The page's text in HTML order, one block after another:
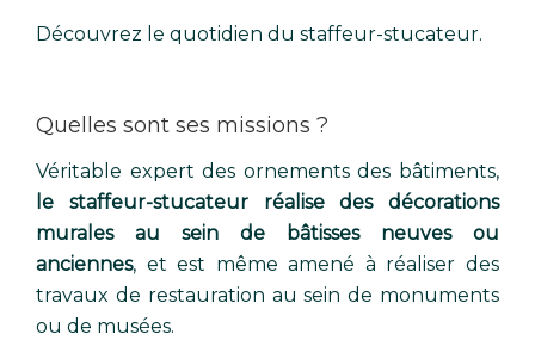
Découvrez le quotidien du staffeur-stucateur.
Quelles sont ses missions ?
Véritable expert des ornements des bâtiments,
le staffeur-stucateur réalise des décorations
murales au sein de bâtisses neuves ou
anciennes, et est même amené à réaliser des
travaux de restauration au sein de monuments
ou de musées.